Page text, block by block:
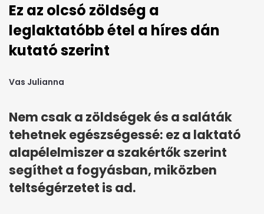
Ez az olcsó zöldség a
leglaktatóbb étel a híres dán
kutató szerint
Vas Julianna
Nem csak a zöldségek és a saláták
tehetnek egészségessé: ez a laktató
alapélelmiszer a szakértők szerint
segíthet a fogyásban, miközben
teltségérzetet is ad.